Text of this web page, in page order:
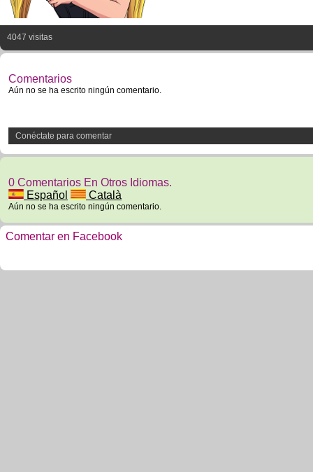
4047 visitas
Comentarios
Aún no se ha escrito ningún comentario.
Conéctate para comentar
0 Comentarios En Otros Idiomas.
Español
Català
Aún no se ha escrito ningún comentario.
Comentar en Facebook